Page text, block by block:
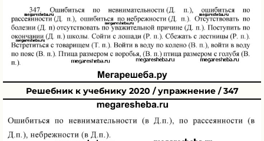
Решебник к учебнику 2020 / упражнение / 347